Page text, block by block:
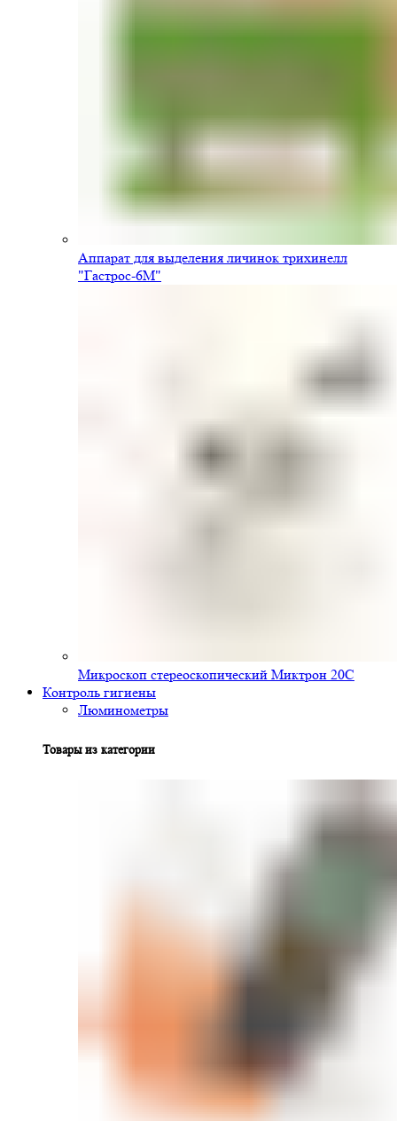
Аппарат для выделения личинок трихинелл
"Гастрос-6М"
Микроскоп стереоскопический Миктрон 20С
Контроль гигиены
Люминометры
Товары из категории